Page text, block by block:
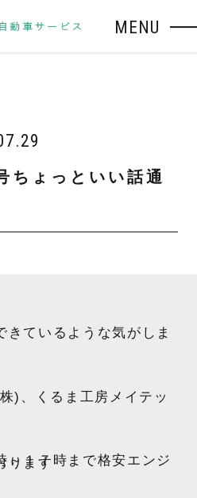
MENU
ちょっといい話通
きているような気がしま
)、くるま工房メイテッ
～１７時まで格安エンジ
ります